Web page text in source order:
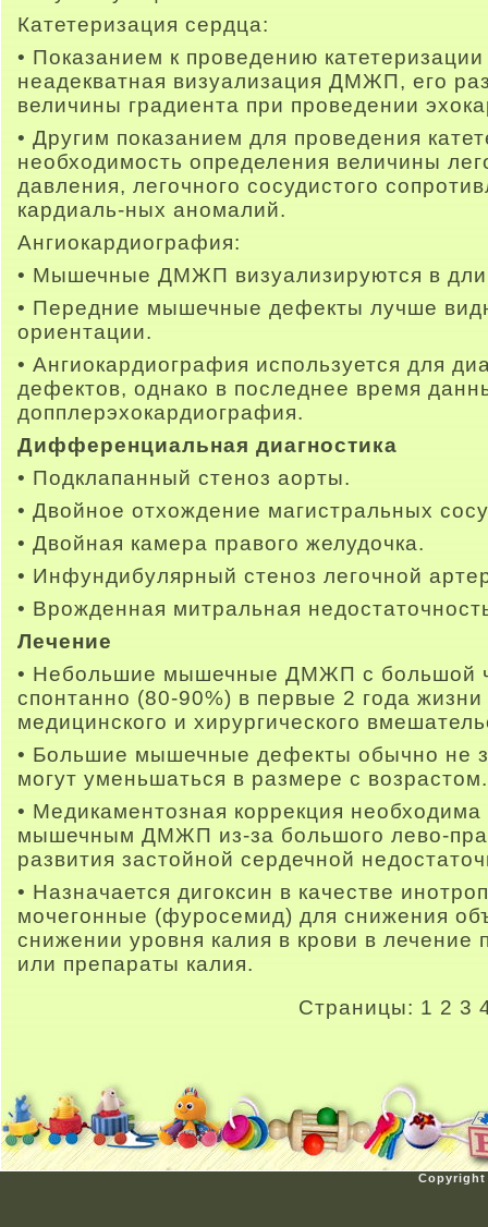
Катетеризация сердца:
• Показанием к проведению
неадекватная визуализация ДМЖП, его
величины градиента при проведении
• Другим показанием для проведения
необходимость определения величины
давления, легочного сосудистого
кардиаль-ных аномалий.
Ангиокардиография:
• Мышечные ДМЖП визуализируются в
• Передние мышечные дефекты лучше
ориентации.
• Ангиокардиография используется для
дефектов, однако в последнее время
допплерэхокардиография.
Дифференциальная диагностика
• Подклапанный стеноз аорты.
• Двойное отхождение магистральных
• Двойная камера правого желудочка.
• Инфундибулярный стеноз легочной
• Врожденная митральная
Лечение
• Небольшие мышечные ДМЖП с большой
спонтанно (80-90%) в первые 2 года
медицинского и хирургического
• Большие мышечные дефекты обычно не
могут уменьшаться в размере с возрастом.
• Медикаментозная коррекция
мышечным ДМЖП из-за большого лево-
развития застойной сердечной
• Назначается дигоксин в качестве
мочегонные (фуросемид) для снижения
снижении уровня калия в крови в лечение
или препараты калия.
Страницы: 1 2 3